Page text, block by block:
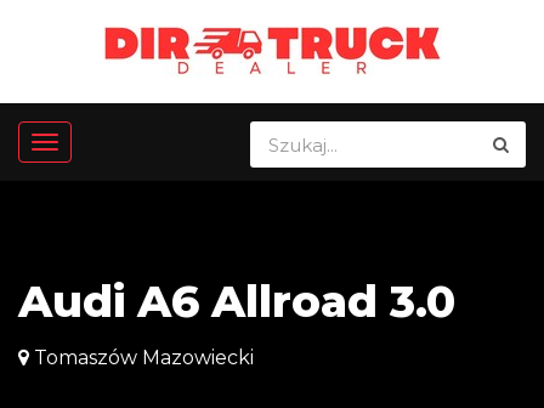
Audi A6 Allroad 3.0
Tomaszów Mazowiecki